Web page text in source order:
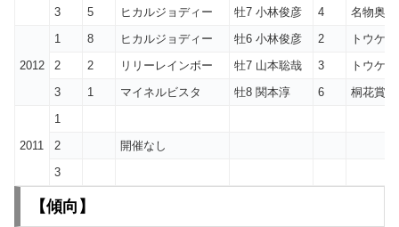
3
5 ヒカルジョディー 牡7 小林俊彦 4 名物奥
2012
1 8 ヒカルジョディー 牡6 小林俊彦 2
トウケ
2
2 リリーレインボー 牡7 山本聡哉 3
トウケ
3
1 マイネルビスタ 牡8 関本淳 6 桐花賞
2011
1
2
開催なし
3
【傾向 】